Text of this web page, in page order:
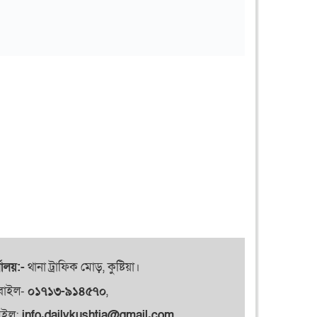
থানা ট্রাফিক মোড়, কুষ্টিয়া।
০১৭১৩-৯১৪৫৭০,